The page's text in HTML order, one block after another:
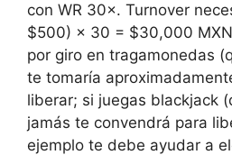
con WR 30×. Turnover
$500) × 30 = $30,000
por giro en tragamonedas
te tomaría
liberar; si juegas blackjack
jamás te convendrá para
ejemplo te debe ayudar a